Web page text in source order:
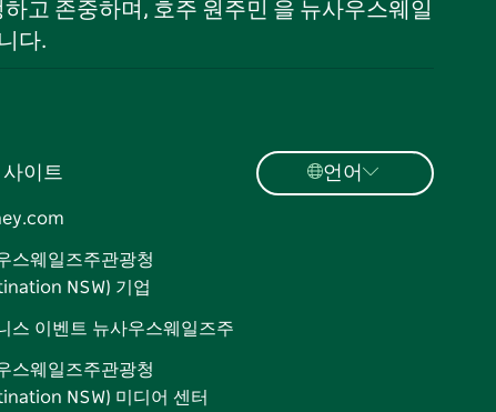
고 존중하며, 호주 원주민 을 뉴사우스웨일
다.
사이트
스웨일즈주관광청
NSW) 기업
스 이벤트 뉴사우스웨일즈주
스웨일즈주관광청
NSW) 미디어 센터
언어